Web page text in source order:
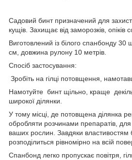
Садовий бинт призначений для
кущів. Захищає від заморозків, опіків
Виготовлений із білого спанбонду 30
см, довжина рулону 10 метрів.
Спосіб застосування:
Зробіть на гілці потовщення,
Намотуйте бинт щільно, краще
широкої ділянки.
У тому місці, де потовщена ділянка
обробляти розчинами препаратів,
ваших рослин. Завдяки властивостям
розподілиться рівномірно на всій
Спанбонд легко пропускає повітря,